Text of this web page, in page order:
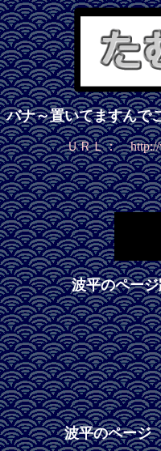
バナ～置いてますんで
ＵＲＬ： http://
波平のペー
波平のページ